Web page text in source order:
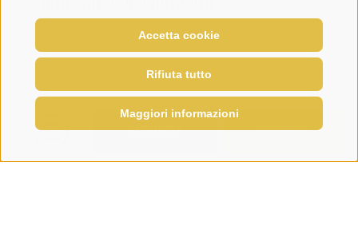
Accetta cookie
Rifiuta tutto
Maggiori informazioni
RICHIESTA PRENOTA